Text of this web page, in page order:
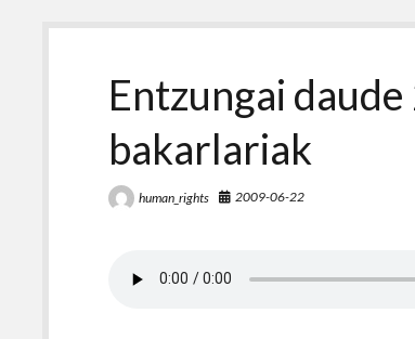
Entzungai
bakarlariak
human_rights 2009-06-22